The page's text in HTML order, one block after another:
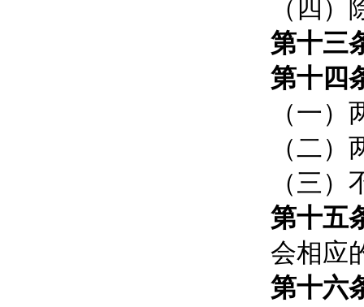
（四）
第十三
第十四
（一
（二
（三
第十五
会相应
第十六